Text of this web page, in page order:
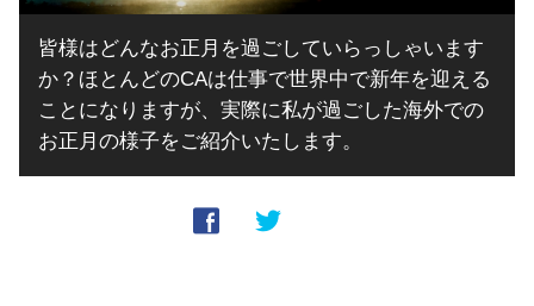
皆様はどんなお正月を過ごしていらっしゃいます
か？ほとんどのCAは仕事で世界中で新年を迎える
ことになりますが、実際に私が過ごした海外での
お正月の様子をご紹介いたします。